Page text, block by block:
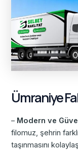
Ümraniye
– Modern ve
filomuz, şehrin
taşınmasını